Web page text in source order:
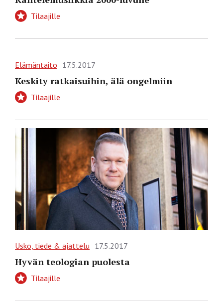
Tilaajille
Elämäntaito 17.5.2017
Keskity ratkaisuihin, älä ongelmiin
Tilaajille
Usko, tiede & ajattelu 17.5.2017
Hyvän teologian puolesta
Tilaajille